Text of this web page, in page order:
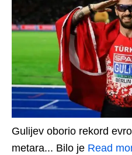
Gulijev oborio rekord
metara... Bilo je Read